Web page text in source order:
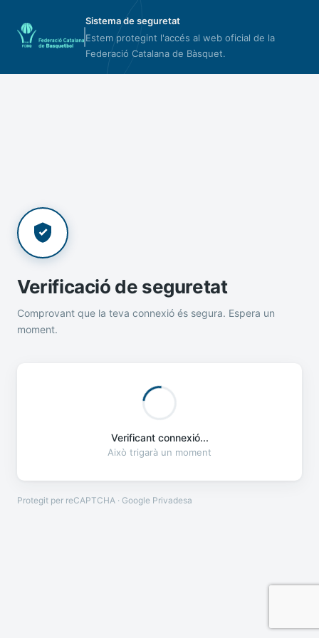
Sistema de seguretat
Estem protegint l'accés al web oficial de la
Federació Catalana de Bàsquet.
Verificació de seguretat
Comprovant que la teva connexió és segura. Espera un
moment.
Verificant connexió...
Això trigarà un moment
Protegit per reCAPTCHA · Google Privadesa